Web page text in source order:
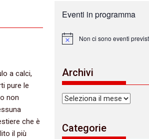
a calci,
pure le
non
che è
il più
Eventi in programma
N
c
e
Non ci sono eventi
Archivi
Archivi
Categorie